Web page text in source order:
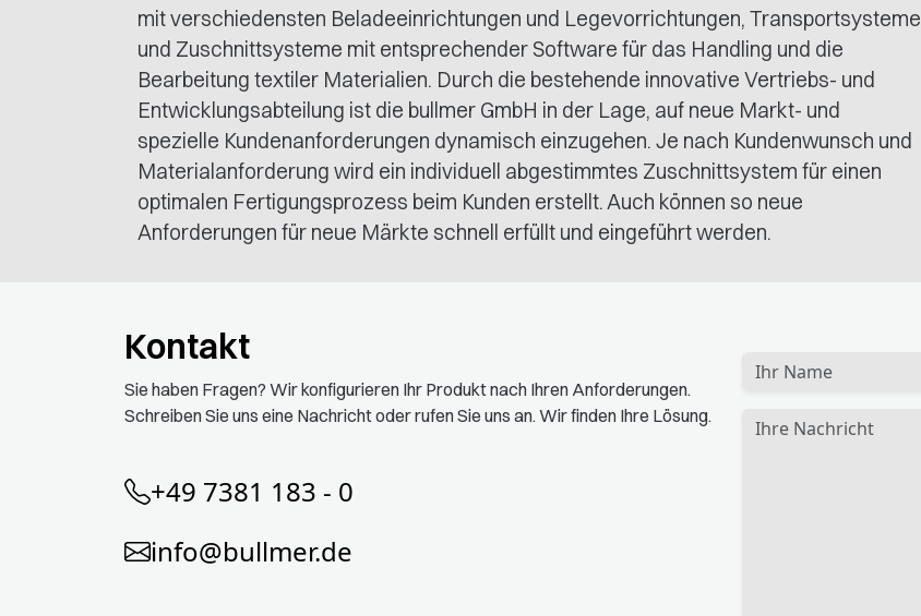
mit verschiedensten Beladeeinrichtungen und Legevorrichtungen, Transportsysteme
und Zuschnittsysteme mit entsprechender Software für das Handling und die
Bearbeitung textiler Materialien. Durch die bestehende innovative Vertriebs- und
Entwicklungsabteilung ist die bullmer GmbH in der Lage, auf neue Markt- und
spezielle Kundenanforderungen dynamisch einzugehen. Je nach Kundenwunsch und
Materialanforderung wird ein individuell abgestimmtes Zuschnittsystem für einen
optimalen Fertigungsprozess beim Kunden erstellt. Auch können so neue
Anforderungen für neue Märkte schnell erfüllt und eingeführt werden.
Kontakt
Sie haben Fragen? Wir konfigurieren Ihr Produkt nach Ihren Anforderungen.
Schreiben Sie uns eine Nachricht oder rufen Sie uns an. Wir finden Ihre Lösung.
+49 7381 183 - 0
info@bullmer.de